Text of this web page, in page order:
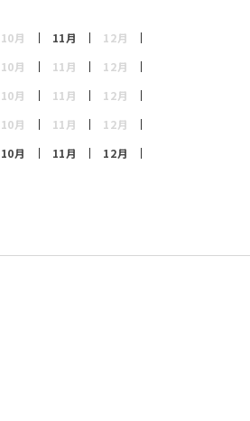
10月 11月
12月
10月 11月
12月
10月 11月
12月
10月 11月
12月
10月 11月
12月